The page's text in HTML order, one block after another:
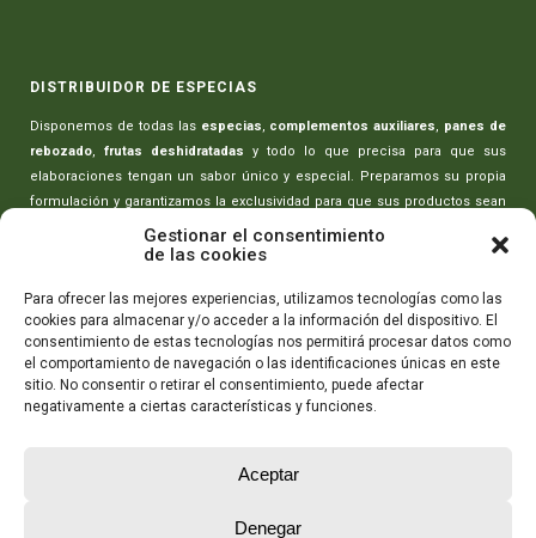
Gestionar el consentimiento
de las cookies
Para ofrecer las mejores experiencias, utilizamos tecnologías como las
cookies para almacenar y/o acceder a la información del dispositivo. El
consentimiento de estas tecnologías nos permitirá procesar datos como
el comportamiento de navegación o las identificaciones únicas en este
sitio. No consentir o retirar el consentimiento, puede afectar
negativamente a ciertas características y funciones.
Aceptar
Denegar
DISTRIBUIDOR DE ESPECIAS
Disponemos de todas las especias, complementos auxiliares, panes de
rebozado, frutas deshidratadas y todo lo que precisa para que sus
elaboraciones tengan un sabor único y especial. Preparamos su propia
formulación y garantizamos la exclusividad para que sus productos sean
Toda la maquinaria necesaria para realizar sus elaboraciones:picadoras
de carne,amasadoras-mezcladoras, máquinas rellenado de embutidos,
máquinas de envasado,cortadoras de embutidosy todo lo que necesita
para que sus productos tengan la máxima calidad.